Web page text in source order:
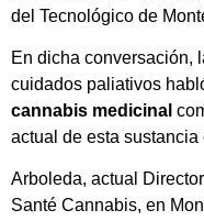
del Tecnológico de
En dicha conversación,
cuidados paliativos
cannabis medicinal
actual de esta sustancia
Arboleda, actual
Santé Cannabis, en